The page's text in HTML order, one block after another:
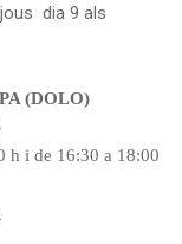
dia 9 als
(DOLO)
h i de 16:30 a 18:00